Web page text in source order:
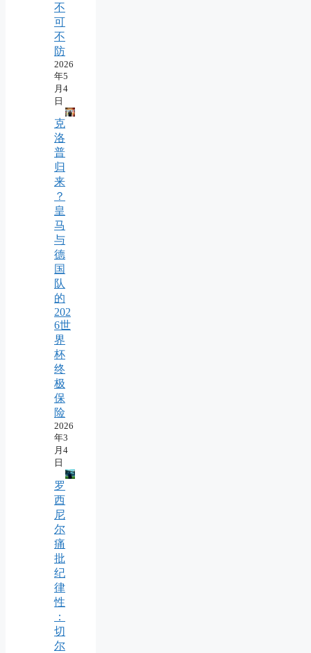
不
可
不
防
2026
年5
月4
日
克
洛
普
归
来
？
皇
马
与
德
国
队
的
202
6世
界
杯
终
极
保
险
2026
年3
月4
日
罗
西
尼
尔
痛
批
纪
律
性
：
切
尔